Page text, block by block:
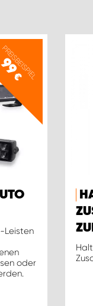
PREISBEISPIEL
99
€
Leisten
oder